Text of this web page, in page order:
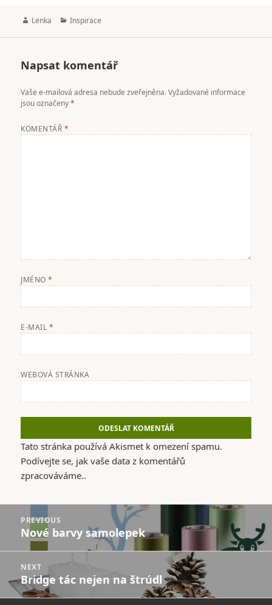
Author
Lenka Categories
Inspirace
Napsat komentář
Vaše e-mailová adresa nebude zveřejněna. Vyžadované informace
jsou označeny*
KOMENTÁŘ *
JMÉNO*
E-MAIL *
WEBOVÁ STRÁNKA
Tato stránka používá Akismet k omezení spamu.
Podívejte se, jak vaše data z komentářů
zpracováváme..
příspěvek
PREVIOUS
Previous
Nové barvy samolepek
NEXT
Next
post:
Bridge tác nejen na štrúdl